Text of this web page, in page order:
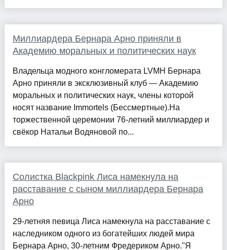
Миллиардера Бернара Арно приняли в
Академию моральных и политических наук
Владельца модного конгломерата LVMH Бернара
Арно приняли в эксклюзивный клуб — Академию
моральных и политических наук, члены которой
носят название Immortels (Бессмертные).На
торжественной церемонии 76-летний миллиардер и
свёкор Натальи Водяновой по...
Солистка Blackpink Лиса намекнула на
расставание с сыном миллиардера Бернара
Арно
29-летняя певица Лиса намекнула на расставание с
наследником одного из богатейших людей мира
Бернара Арно, 30-летним Фредериком Арно."Я